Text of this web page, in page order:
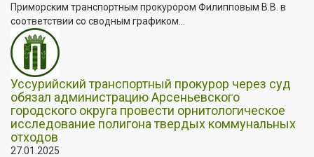
Приморским транспортным прокурором Филипповым В.В. в
соответствии со сводным графиком...
Уссурийский транспортный прокурор через суд
обязал администрацию Арсеньевского
городского округа провести орнитологическое
исследование полигона твердых коммунальных
отходов
27.01.2025